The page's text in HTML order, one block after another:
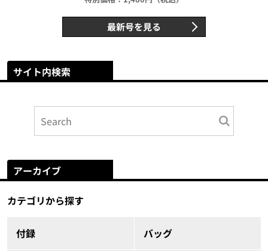
最新号を見る
サイト内検索
アーカイブ
カテゴリから探す
付録 バッグ